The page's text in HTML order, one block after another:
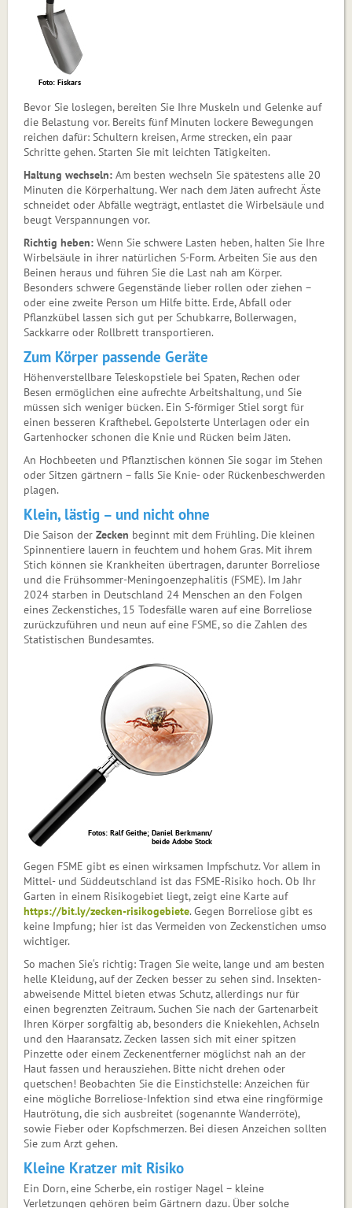
Foto: Fiskars
Bevor Sie loslegen, bereiten Sie Ihre Muskeln und Gelenke auf
die Belastung vor. Bereits fünf Minuten lockere Bewegungen
reichen dafür: Schultern kreisen, Arme strecken, ein paar
Schritte gehen. Starten Sie mit leichten Tätigkeiten.
Haltung wechseln: Am besten wechseln Sie spätestens alle 20
Mi­nuten die Körperhaltung. Wer nach dem Jäten aufrecht Äste
schneidet oder Abfälle wegträgt, entlastet die Wirbelsäule und
beugt Verspannungen vor.
Richtig heben: Wenn Sie schwere Lasten heben, halten Sie Ihre
Wirbelsäule in ihrer natürlichen S-Form. Arbeiten Sie aus den
Beinen heraus und führen Sie die Last nah am Körper.
Besonders schwere Gegenstände lieber rollen oder ziehen –
oder eine zweite Person um Hilfe bitte. Erde, Abfall oder
Pflanzkübel lassen sich gut per Schubkarre, Bollerwagen,
Sackkarre oder Rollbrett transportieren.
Zum Körper passende Geräte
Höhenverstellbare Teleskopstiele bei Spaten, Rechen oder
Besen ermöglichen eine aufrechte Arbeitshaltung, und Sie
müssen sich weniger bücken. Ein S-förmiger Stiel sorgt für
einen besseren Krafthebel. Gepolsterte Unterlagen oder ein
Gartenhocker schonen die Knie und Rücken beim Jäten.
An Hochbeeten und Pflanztischen können Sie sogar im Stehen
oder Sitzen gärtnern – falls Sie Knie- oder Rückenbeschwerden
plagen.
Klein, lästig – und nicht ohne
Die Saison der Zecken beginnt mit dem Frühling. Die kleinen
Spinnentiere lauern in feuchtem und hohem Gras. Mit ihrem
Stich ­können sie Krankheiten übertragen, darunter Borreliose
und die Früh­sommer-Meningoenzephalitis (FSME). Im Jahr
2024 starben in Deutschland 24 Menschen an den Folgen
eines Zeckenstiches, 15 Todesfälle waren auf eine Borreliose
zurückzuführen und neun auf eine FSME, so die Zahlen des
Statistischen Bundesamtes.
Fotos: Ralf Geithe; Daniel Berkmann/
beide Adobe Stock
Gegen FSME gibt es einen wirksamen Impfschutz. Vor allem in
Mittel- und Süddeutschland ist das FSME-Risiko hoch. Ob Ihr
Garten in einem Risikogebiet liegt, zeigt eine Karte auf
https://bit.ly/zecken-risikogebiete. Gegen Borreliose gibt es
keine Impfung; hier ist das Vermeiden von Zeckenstichen umso
wichtiger.
So machen Sie‘s richtig: Tragen Sie weite, lange und am besten
helle Kleidung, auf der Zecken besser zu sehen sind. Insek­ten­
abweisende Mittel bieten etwas Schutz, allerdings nur für
einen begrenzten Zeitraum. Suchen Sie nach der Gartenarbeit
Ihren Körper sorgfältig ab, besonders die Kniekehlen, Achseln
und den Haaransatz. Zecken lassen sich mit einer spitzen
Pinzette oder einem Zeckenentferner möglichst nah an der
Haut fassen und herausziehen. Bitte nicht drehen oder
quetschen! Beobachten Sie die Einstichstelle: Anzeichen für
eine mögliche Borreliose-Infektion sind etwa eine ringförmige
Hautrötung, die sich ausbreitet (sogenannte Wanderröte),
sowie Fieber oder Kopfschmerzen. Bei diesen Anzeichen sollten
Sie zum Arzt gehen.
Kleine Kratzer mit Risiko
Ein Dorn, eine Scherbe, ein rostiger Nagel – kleine
Verletzungen gehören beim Gärtnern dazu. Über solche